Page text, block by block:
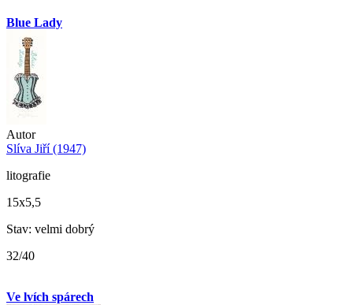
Blue Lady
Autor
Slíva Jiří (1947)
litografie
15x5,5
Stav: velmi dobrý
32/40
Ve lvích spárech